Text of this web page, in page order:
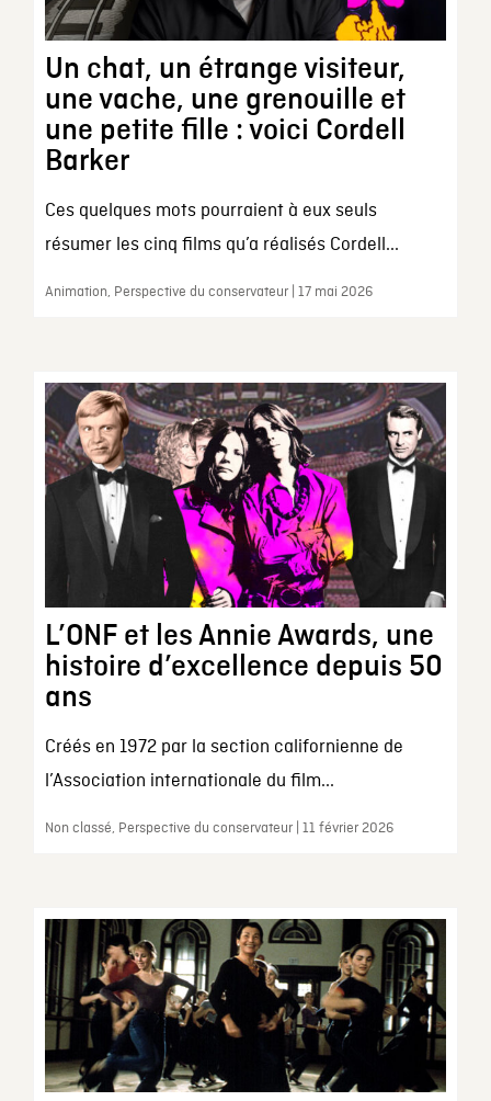
Un chat, un étrange visiteur,
une vache, une grenouille et
une petite fille : voici Cordell
Barker
Ces quelques mots pourraient à eux seuls
résumer les cinq films qu’a réalisés Cordell...
Animation, Perspective du conservateur | 17 mai 2026
L’ONF et les Annie Awards, une
histoire d’excellence depuis 50
ans
Créés en 1972 par la section californienne de
l’Association internationale du film...
Non classé, Perspective du conservateur | 11 février 2026